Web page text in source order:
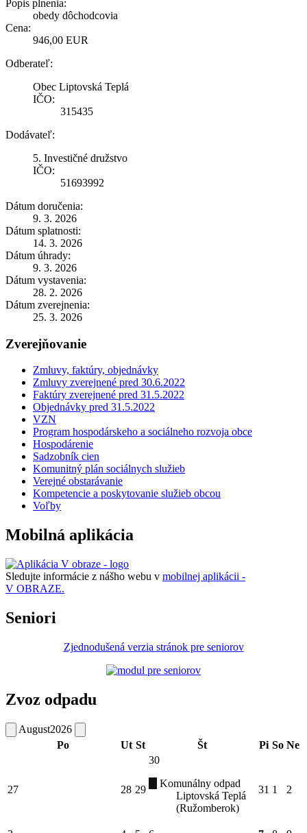
Popis plnenia:
obedy dôchodcovia
Cena:
946,00 EUR
Odberateľ:
Obec Liptovská Teplá
IČO:
315435
Dodávateľ:
5. Investičné družstvo
IČO:
51693992
Dátum doručenia:
9. 3. 2026
Dátum splatnosti:
14. 3. 2026
Dátum úhrady:
9. 3. 2026
Dátum vystavenia:
28. 2. 2026
Dátum zverejnenia:
25. 3. 2026
Zverejňovanie
Zmluvy, faktúry, objednávky
Zmluvy zverejnené pred 30.6.2022
Faktúry zverejnené pred 31.5.2022
Objednávky pred 31.5.2022
VZN
Program hospodárskeho a sociálneho rozvoja obce
Hospodárenie
Sadzobník cien
Komunitný plán sociálnych služieb
Verejné obstarávanie
Kompetencie a poskytovanie služieb obcou
Voľby
Mobilná aplikácia
Sledujte informácie z nášho webu v mobilnej aplikácii -
V OBRAZE.
Seniori
Zjednodušená verzia stránok pre seniorov
Zvoz odpadu
August2026
Po
Ut St Št Pi So Ne
27 28 29
30
Komunálny odpad
Liptovská Teplá
(Ružomberok)
31 1 2